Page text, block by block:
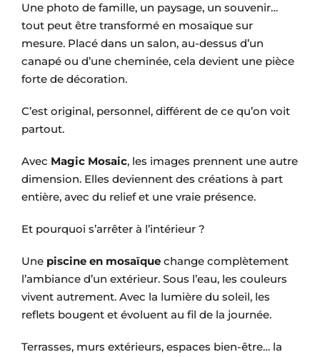
Une photo de famille, un paysage, un souvenir…
tout peut être transformé en mosaïque sur
mesure. Placé dans un salon, au-dessus d’un
canapé ou d’une cheminée, cela devient une pièce
forte de décoration.
C’est original, personnel, différent de ce qu’on voit
partout.
Avec Magic Mosaic, les images prennent une autre
dimension. Elles deviennent des créations à part
entière, avec du relief et une vraie présence.
Et pourquoi s’arrêter à l’intérieur ?
Une piscine en mosaïque change complètement
l’ambiance d’un extérieur. Sous l’eau, les couleurs
vivent autrement. Avec la lumière du soleil, les
reflets bougent et évoluent au fil de la journée.
Terrasses, murs extérieurs, espaces bien-être… la